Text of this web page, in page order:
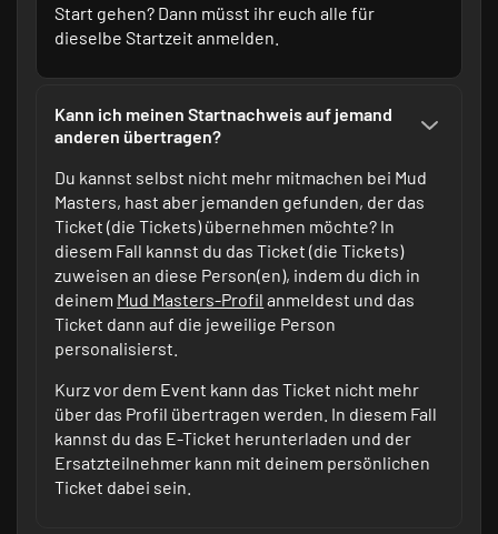
Start gehen? Dann müsst ihr euch alle für
dieselbe Startzeit anmelden.
Kann ich meinen Startnachweis auf jemand
anderen übertragen?
Du kannst selbst nicht mehr mitmachen bei Mud
Masters, hast aber jemanden gefunden, der das
Ticket (die Tickets) übernehmen möchte? In
diesem Fall kannst du das Ticket (die Tickets)
zuweisen an diese Person(en), indem du dich in
deinem Mud Masters-Profil anmeldest und das
Ticket dann auf die jeweilige Person
personalisierst.
Kurz vor dem Event kann das Ticket nicht mehr
über das Profil übertragen werden. In diesem Fall
kannst du das E-Ticket herunterladen und der
Ersatzteilnehmer kann mit deinem persönlichen
Ticket dabei sein.